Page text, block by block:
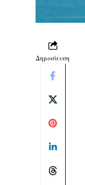
Δημοσίευση